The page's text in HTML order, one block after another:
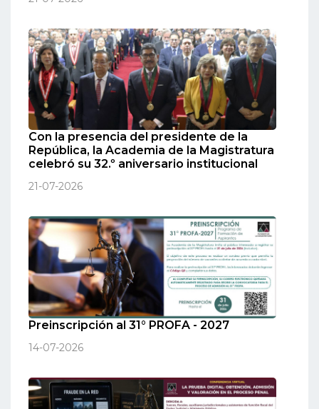
Con la presencia del presidente de la
República, la Academia de la Magistratura
celebró su 32.º aniversario institucional
21-07-2026
Preinscripción al 31° PROFA - 2027
14-07-2026